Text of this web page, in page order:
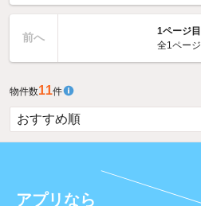
前へ
1ページ目
全1ページ
物件数11件
アプリなら